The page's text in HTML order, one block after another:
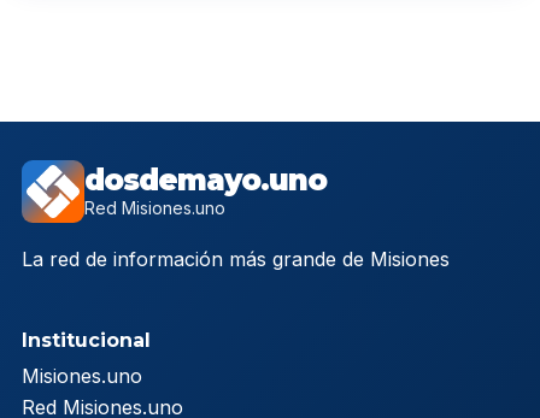
dosdemayo.uno
Red Misiones.uno
La red de información más grande de Misiones
Institucional
Misiones.uno
Red Misiones.uno